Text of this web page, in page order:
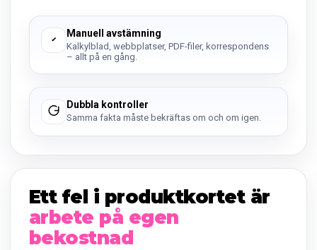
Manuell avstämning
Kalkylblad, webbplatser, PDF-filer, korrespondens
– allt på en gång.
Dubbla kontroller
Samma fakta måste bekräftas om och om igen.
Ett fel i produktkortet är
arbete på egen
bekostnad